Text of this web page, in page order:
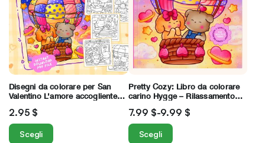
Disegni da colorare per San
Valentino L’amore accogliente
comode disegnate a mano
2.95 $
Scegli
Pretty Cozy: Libro da colorare
carino Hygge – Rilassamento
7.99 $-9.99 $
Scegli